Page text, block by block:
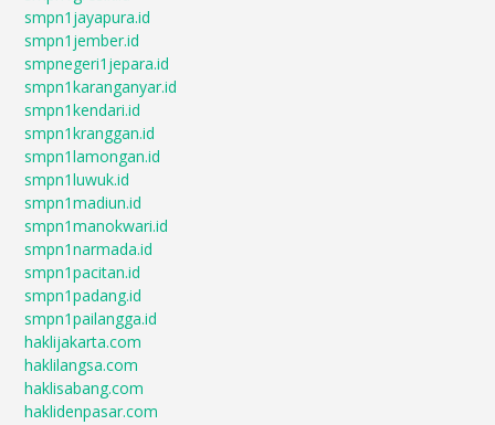
smpn1jayapura.id
smpn1jember.id
smpnegeri1jepara.id
smpn1karanganyar.id
smpn1kendari.id
smpn1kranggan.id
smpn1lamongan.id
smpn1luwuk.id
smpn1madiun.id
smpn1manokwari.id
smpn1narmada.id
smpn1pacitan.id
smpn1padang.id
smpn1pailangga.id
haklijakarta.com
haklilangsa.com
haklisabang.com
haklidenpasar.com